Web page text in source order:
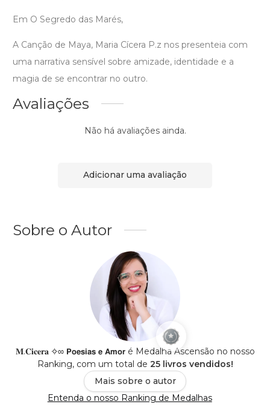
Em O Segredo das Marés,
A Canção de Maya, Maria Cícera P.z nos presenteia com
uma narrativa sensível sobre amizade, identidade e a
magia de se encontrar no outro.
Avaliações
Não há avaliações ainda.
Adicionar uma avaliação
Sobre o Autor
𝐌.𝐂𝐢𝐜𝐞𝐫𝐚 ✧∞ 𝗣𝗼𝗲𝘀𝗶𝗮𝘀 𝗲 𝗔𝗺𝗼𝗿 é Medalha Ascensão no nosso
Ranking, com um total de 25 livros vendidos!
Mais sobre o autor
Entenda o nosso Ranking de Medalhas